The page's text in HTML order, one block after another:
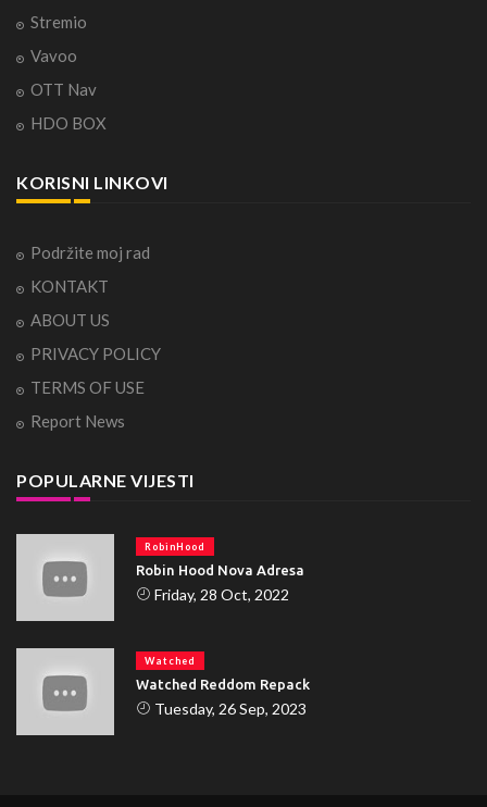
Stremio
Vavoo
OTT Nav
HDO BOX
KORISNI LINKOVI
Podržite moj rad
KONTAKT
ABOUT US
PRIVACY POLICY
TERMS OF USE
Report News
POPULARNE VIJESTI
RobinHood
Robin Hood Nova Adresa
Friday, 28 Oct, 2022
Watched
Watched Reddom Repack
Tuesday, 26 Sep, 2023